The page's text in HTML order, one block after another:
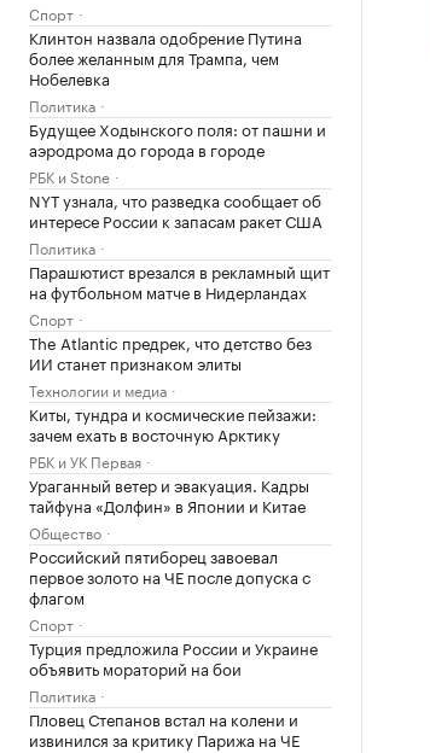
Спорт
Клинтон назвала одобрение Путина
более желанным для Трампа, чем
Нобелевка
Политика
Будущее Ходынского поля: от пашни и
аэродрома до города в городе
РБК и Stone
NYT узнала, что разведка сообщает об
интересе России к запасам ракет США
Политика
Парашютист врезался в рекламный щит
на футбольном матче в Нидерландах
Спорт
The Atlantic предрек, что детство без
ИИ станет признаком элиты
Технологии и медиа
Киты, тундра и космические пейзажи:
зачем ехать в восточную Арктику
РБК и УК Первая
Ураганный ветер и эвакуация. Кадры
тайфуна «Долфин» в Японии и Китае
Общество
Российский пятиборец завоевал
первое золото на ЧЕ после допуска с
флагом
Спорт
Турция предложила России и Украине
объявить мораторий на бои
Политика
Пловец Степанов встал на колени и
извинился за критику Парижа на ЧЕ